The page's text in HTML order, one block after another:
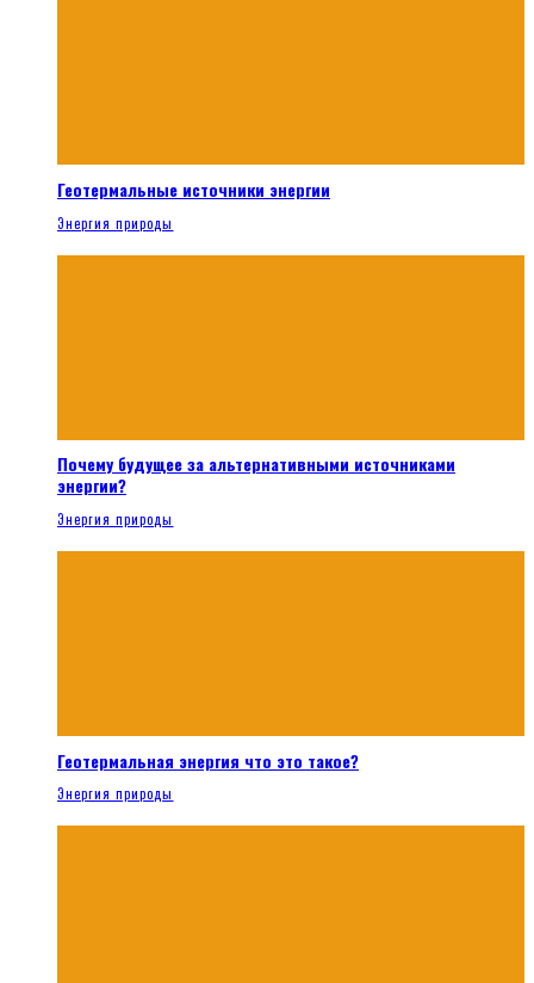
Геотермальные источники энергии
Энергия природы
Почему будущее за альтернативными источниками
энергии?
Энергия природы
Геотермальная энергия что это такое?
Энергия природы